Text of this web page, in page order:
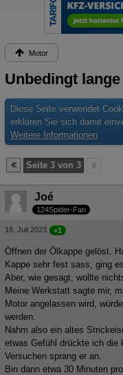
Motor
Unbedingt
Diese Seite verwendet
erklären Sie sich damit
Weitere Informationen
Seite 3 von 3
Joé
124Spider-Fan
18. Juli 2023 +1
Öffnen der Ölkappe gelöst.
Kappe sehr fest sass, ging
Aber, wie gesagt, wollte
Meine Werkstatt sagte mir,
Motor angelassen wird,
werden.
Nahm also ein altes
etwas Gefühl drückte ich die
Versuchen sprang er an.
Bin dann etwa 30 Minuten